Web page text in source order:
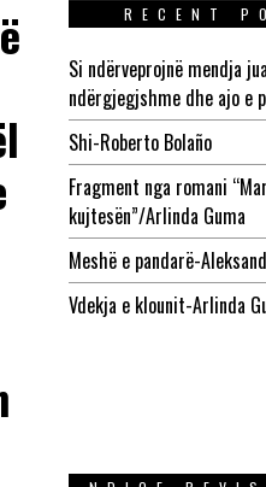
RECENT
Si ndërveprojnë mendja
ndërgjegjshme dhe ajo e
Shi-Roberto Bolaño
Fragment nga romani
kujtesën”/Arlinda Guma
Meshë e pandarë-
Vdekja e klounit-Arlinda